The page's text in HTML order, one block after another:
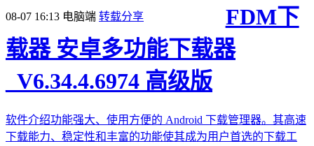
08-07 16:13 电脑端 转载分享
FDM下
载器 安卓多功能下载器
_V6.34.4.6974 高级版
软件介绍功能强大、使用方便的 Android 下载管理器。其高速
下载能力、稳定性和丰富的功能使其成为用户首选的下载工